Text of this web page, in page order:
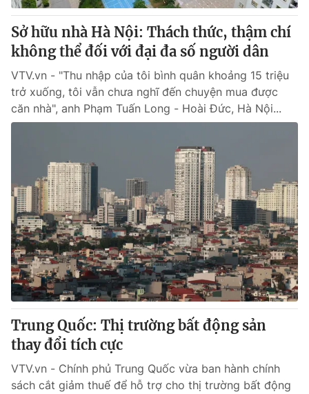
Sở hữu nhà Hà Nội: Thách thức, thậm chí
không thể đối với đại đa số người dân
VTV.vn - "Thu nhập của tôi bình quân khoảng 15 triệu
trở xuống, tôi vẫn chưa nghĩ đến chuyện mua được
căn nhà", anh Phạm Tuấn Long - Hoài Đức, Hà Nội...
Trung Quốc: Thị trường bất động sản
thay đổi tích cực
VTV.vn - Chính phủ Trung Quốc vừa ban hành chính
sách cắt giảm thuế để hỗ trợ cho thị trường bất động